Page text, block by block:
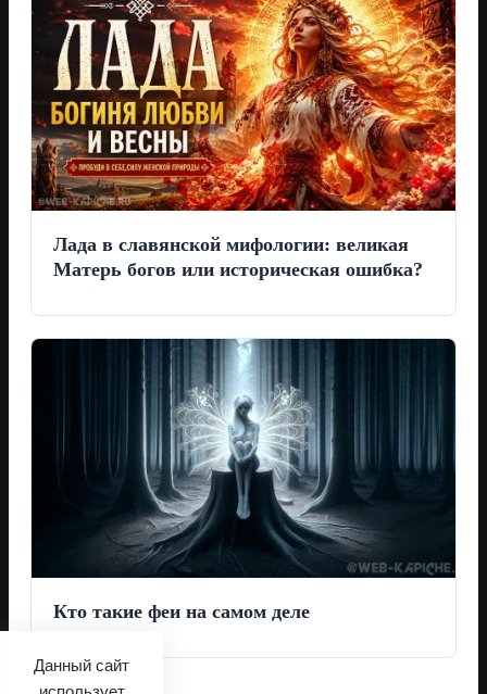
Данный сайт
Лада в славянской мифологии: великая
Матерь богов или историческая ошибка?
Кто такие феи на самом деле